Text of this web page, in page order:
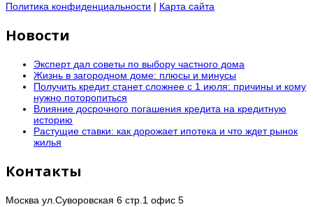
Политика конфиденциальности | Карта сайта
Новости
Эксперт дал советы по выбору частного дома
Жизнь в загородном доме: плюсы и минусы
Получить кредит станет сложнее с 1 июля: причины и кому
нужно поторопиться
Влияние досрочного погашения кредита на кредитную
историю
Растущие ставки: как дорожает ипотека и что ждет рынок
жилья
Контакты
Москва ул.Суворовская 6 стр.1 офис 5